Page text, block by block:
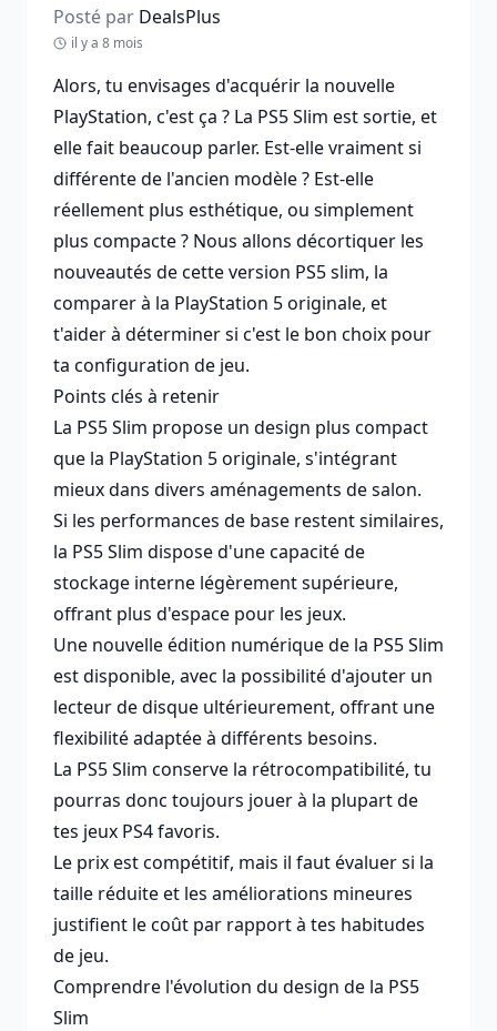
Posté par DealsPlus
il y a 8 mois
Alors, tu envisages d'acquérir la nouvelle
PlayStation, c'est ça ? La PS5 Slim est sortie, et
elle fait beaucoup parler. Est-elle vraiment si
différente de l'ancien modèle ? Est-elle
réellement plus esthétique, ou simplement
plus compacte ? Nous allons décortiquer les
nouveautés de cette version PS5 slim, la
comparer à la PlayStation 5 originale, et
t'aider à déterminer si c'est le bon choix pour
ta configuration de jeu.
Points clés à retenir
La PS5 Slim propose un design plus compact
que la PlayStation 5 originale, s'intégrant
mieux dans divers aménagements de salon.
Si les performances de base restent similaires,
la PS5 Slim dispose d'une capacité de
stockage interne légèrement supérieure,
offrant plus d'espace pour les jeux.
Une nouvelle édition numérique de la PS5 Slim
est disponible, avec la possibilité d'ajouter un
lecteur de disque ultérieurement, offrant une
flexibilité adaptée à différents besoins.
La PS5 Slim conserve la rétrocompatibilité, tu
pourras donc toujours jouer à la plupart de
tes jeux PS4 favoris.
Le prix est compétitif, mais il faut évaluer si la
taille réduite et les améliorations mineures
justifient le coût par rapport à tes habitudes
de jeu.
Comprendre l'évolution du design de la PS5
Slim